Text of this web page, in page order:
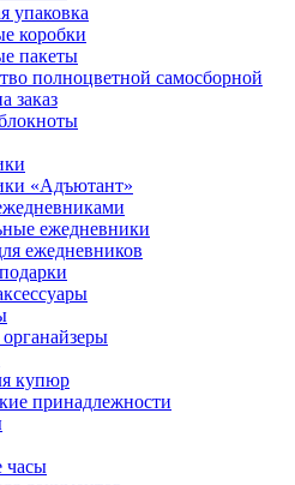
упаковка
коробки
пакеты
полноцветной самосборной
заказ
«Адъютант»
ежедневники
ежедневников
купюр
принадлежности
часы